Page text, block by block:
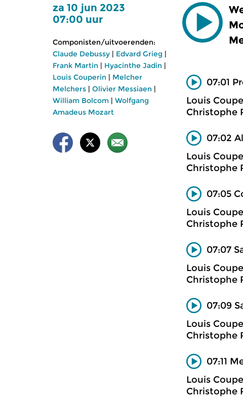
za 10 jun 2023
07:00 uur
Componisten/uitvoerenden:
Claude Debussy | Edvard Grieg |
Frank Martin | Hyacinthe Jadin |
Louis Couperin | Melcher
Melchers | Olivier Messiaen |
William Bolcom | Wolfgang
Amadeus Mozart
07:01
Louis
Christophe
07:02
Louis
Christophe
07:05
Louis
Christophe
07:07
Louis
Christophe
07:09
Louis
Christophe
07:11
Louis
Christophe